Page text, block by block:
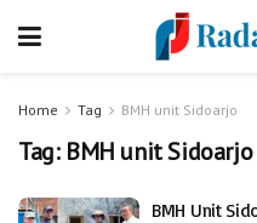
Home Tag BMH unit Sidoarjo
Tag: BMH unit Sidoarjo
BMH Unit